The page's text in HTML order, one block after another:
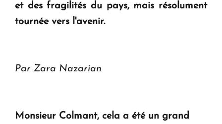
et des fragilités du pays, mais résolument
tournée vers l'avenir.
Par Zara Nazarian
Monsieur Colmant, cela a été un grand